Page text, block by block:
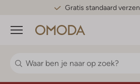
Gratis standaard
Menu